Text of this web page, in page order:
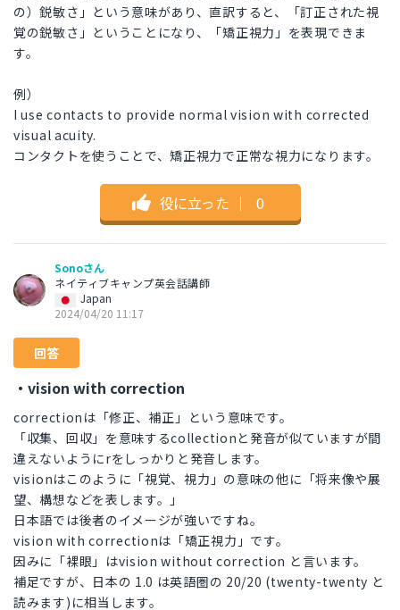
の）鋭敏さ」という意味があり、直訳すると、「訂正された視
覚の鋭敏さ」ということになり、「矯正視力」を表現できま
す。
例）
I use contacts to provide normal vision with corrected
visual acuity.
コンタクトを使うことで、矯正視力で正常な視力になります。
役に立った ｜ 0
Sonoさん
ネイティブキャンプ英会話講師
Japan
2024/04/20 11:17
回答
・vision with correction
correctionは「修正、補正」という意味です。
「収集、回収」を意味するcollectionと発音が似ていますが間
違えないようにrをしっかりと発音します。
visionはこのように「視覚、視力」の意味の他に「将来像や展
望、構想などを表します。」
日本語では後者のイメージが強いですね。
vision with correctionは「矯正視力」です。
因みに「裸眼」はvision without correction と言います。
補足ですが、日本の 1.0 は英語圏の 20/20 (twenty-twenty と
読みます)に相当します。